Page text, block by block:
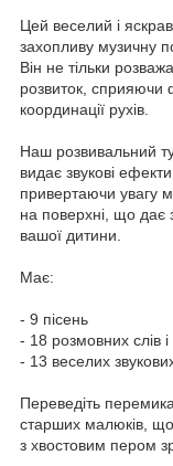
Цей веселий і
захопливу музичну
Він не тільки
розвиток, сприяючи
координації рухів.
Наш розвивальний
видає звукові
привертаючи увагу
на поверхні, що дає
вашої дитини.
Має:
- 9 пісень
- 18 розмовних слів
- 13 веселих
Переведіть
старших малюків,
з хвостовим пером